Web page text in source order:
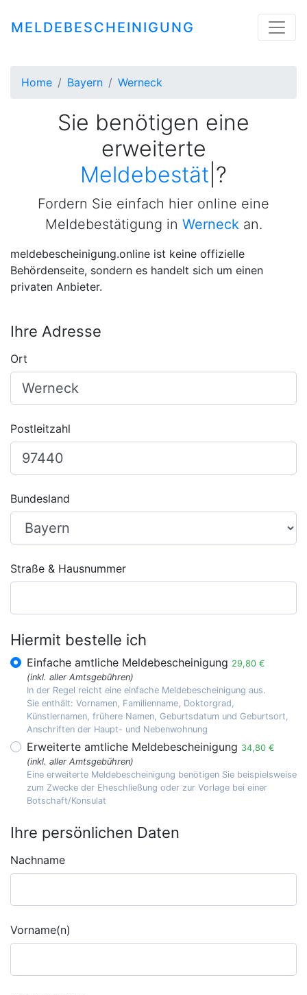
MELDEBESCHEINIGUNG
Home Bayern Werneck
Sie benötigen eine
erweiterte
Meldebestätigung
Fordern Sie einfach hier online eine
Meldebestätigung in Werneckan.
meldebescheinigung.online ist keine offizielle
Behördenseite, sondern es handelt sich um einen
privaten Anbieter.
Ihre Adresse
Ort
Postleitzahl
Bundesland
Straße & Hausnummer
Hiermit bestelle ich
Einfache amtliche Meldebescheinigung 29,80 €
(inkl. aller Amtsgebühren)
In der Regel reicht eine einfache Meldebescheinigung aus.
Sie enthält: Vornamen, Familienname, Doktorgrad,
Künstlernamen, frühere Namen, Geburtsdatum und Geburtsort,
Anschriften der Haupt- und Nebenwohnung
Erweiterte amtliche Meldebescheinigung 34,80 €
(inkl. aller Amtsgebühren)
Eine erweiterte Meldebescheinigung benötigen Sie beispielsweise
zum Zwecke der Eheschließung oder zur Vorlage bei einer
Botschaft/Konsulat
Ihre persönlichen Daten
Nachname
Vorname(n)